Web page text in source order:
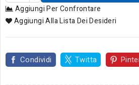
Aggiungi Per Confrontare
Aggiungi Alla Lista Dei Desideri
Condividi Twitta